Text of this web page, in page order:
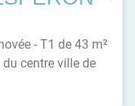
- T1 de 43 m²
centre ville de